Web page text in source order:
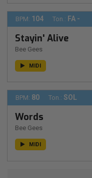
BPM: 104 Ton.: FA -
Stayin' Alive
Bee Gees
MIDI
BPM: 80 Ton.: SOL
Words
Bee Gees
MIDI